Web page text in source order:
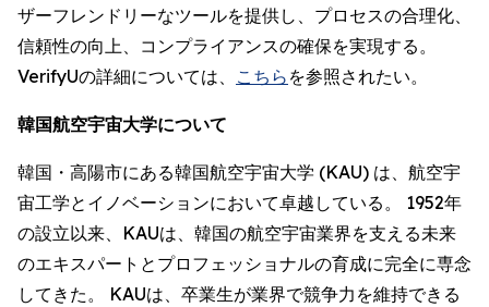
ザーフレンドリーなツールを提供し、プロセスの合理化、
信頼性の向上、コンプライアンスの確保を実現する。
VerifyUの詳細については、 こちら を参照されたい。
韓国航空宇宙大学について
韓国・高陽市にある韓国航空宇宙大学 (KAU) は、航空宇
宙工学とイノベーションにおいて卓越している。 1952年
の設立以来、KAUは、韓国の航空宇宙業界を支える未来
のエキスパートとプロフェッショナルの育成に完全に専念
してきた。 KAUは、卒業生が業界で競争力を維持できる